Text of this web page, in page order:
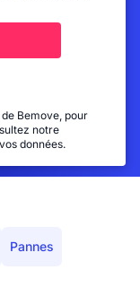
Bemove, pour
notre
données.
Pannes